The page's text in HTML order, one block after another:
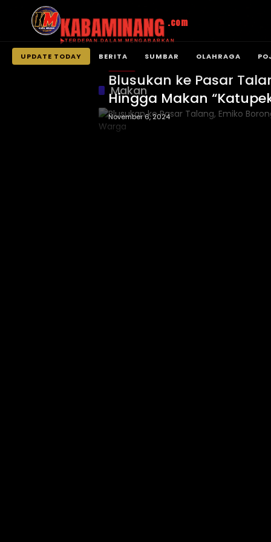
KABAMINANG .com
TERDEPAN DALAM MENGABARKAN
UPDATE TODAY BERITA SUMBAR OLAHRAGA
Makan
Blusukan ke Pasar
Hingga Makan
November 6, 2024